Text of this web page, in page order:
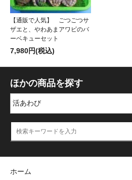
【通販で人気】 ごつごつサ
ザエと、やわあまアワビのバ
ーベキューセット
7,980円(税込)
ほかの商品を探す
ホーム